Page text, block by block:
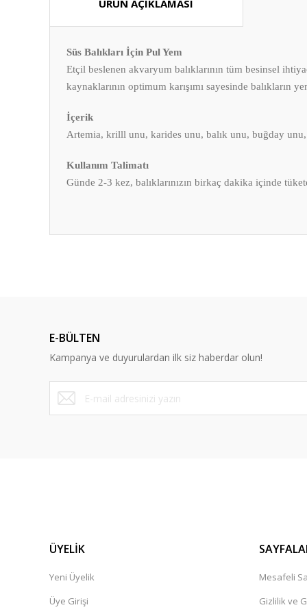
ÜRÜN AÇIKLAMASI
Süs Balıkları İçin Pul Yem
Etçil beslenen akvaryum balıklarının tüm besinsel
kaynaklarının optimum karışımı sayesinde balıkların
İçerik
Artemia, krilll unu, karides unu, balık unu, buğday
Kullanım Talimatı
Günde 2-3 kez, balıklarınızın birkaç dakika içinde
Ürün bilgilerinde hatalar bulunuyor.
Ürün fiyatı diğer sitelerden daha pahalı.
Bu ürüne benzer farklı alternatifler olmalı.
E-BÜLTEN
Kampanya ve duyurulardan ilk siz haberdar olun!
ÜYELİK
Yeni Üyelik
Üye Girişi
Mesafeli
Gizlilik ve